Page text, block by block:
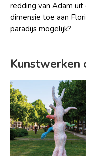
redding van Adam
dimensie toe aan
paradijs mogelijk?
Kunstwerken